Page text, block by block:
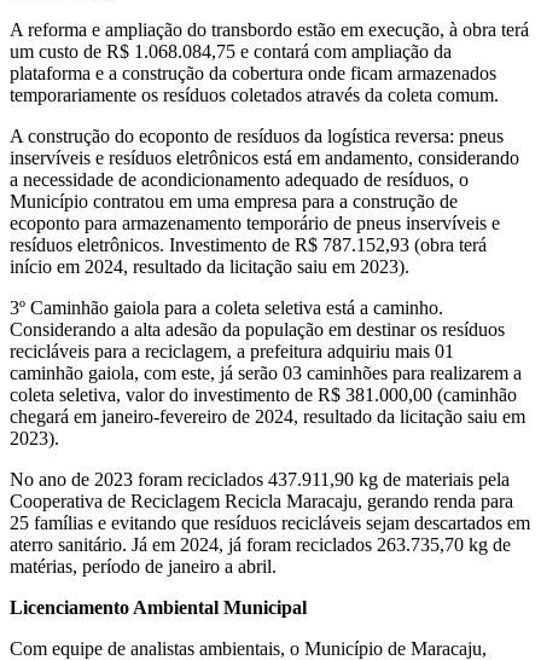
A reforma e ampliação do transbordo estão em execução, à obra terá
um custo de R$ 1.068.084,75 e contará com ampliação da
plataforma e a construção da cobertura onde ficam armazenados
temporariamente os resíduos coletados através da coleta comum.
A construção do ecoponto de resíduos da logística reversa: pneus
inservíveis e resíduos eletrônicos está em andamento, considerando
a necessidade de acondicionamento adequado de resíduos, o
Município contratou em uma empresa para a construção de
ecoponto para armazenamento temporário de pneus inservíveis e
resíduos eletrônicos. Investimento de R$ 787.152,93 (obra terá
início em 2024, resultado da licitação saiu em 2023).
3º Caminhão gaiola para a coleta seletiva está a caminho.
Considerando a alta adesão da população em destinar os resíduos
recicláveis para a reciclagem, a prefeitura adquiriu mais 01
caminhão gaiola, com este, já serão 03 caminhões para realizarem a
coleta seletiva, valor do investimento de R$ 381.000,00 (caminhão
chegará em janeiro-fevereiro de 2024, resultado da licitação saiu em
2023).
No ano de 2023 foram reciclados 437.911,90 kg de materiais pela
Cooperativa de Reciclagem Recicla Maracaju, gerando renda para
25 famílias e evitando que resíduos recicláveis sejam descartados em
aterro sanitário. Já em 2024, já foram reciclados 263.735,70 kg de
matérias, período de janeiro a abril.
Licenciamento Ambiental Municipal
Com equipe de analistas ambientais, o Município de Maracaju,